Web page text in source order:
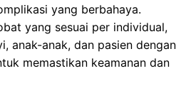
yang berbahaya.
yang sesuai per individual,
anak-anak, dan pasien dengan
memastikan keamanan dan